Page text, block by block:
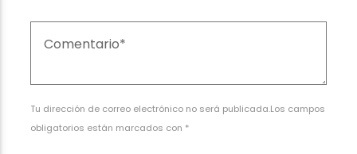
Tu dirección de correo electrónico no será publicada.Los campos
obligatorios están marcados con *